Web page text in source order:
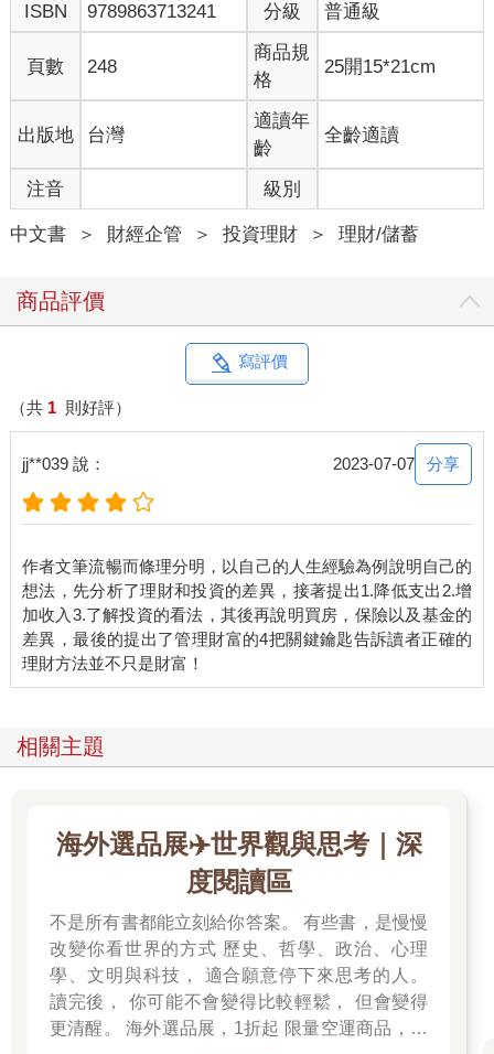
ISBN
9789863713241 分級 普通級
頁數 248
商品規
格
25開15*21cm
出版地 台灣
適讀年
齡
全齡適讀
注音 級別
中文書 ＞ 財經企管 ＞ 投資理財 ＞ 理財/儲蓄
商品評價
寫評價
（共 1 則好評）
jj**039 說： 2023-07-07 分享
作者文筆流暢而條理分明，以自己的人生經驗為例說明自己的
想法，先分析了理財和投資的差異，接著提出1.降低支出2.增
加收入3.了解投資的看法，其後再說明買房，保險以及基金的
差異，最後的提出了管理財富的4把關鍵鑰匙告訴讀者正確的
相關主題
海外選品展✈️世界觀與思考｜深
度閱讀區
不是所有書都能立刻給你答案。 有些書，是慢慢
改變你看世界的方式 歷史、哲學、政治、心理
學、文明與科技， 適合願意停下來思考的人。
讀完後， 你可能不會變得比較輕鬆， 但會變得
更清醒。 海外選品展，1折起 限量空運商品，先